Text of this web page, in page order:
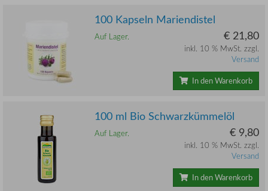
100 Kapseln Mariendistel
Auf Lager. € 21,80
inkl. 10 % MwSt. zzgl.
Versand
In den Warenkorb
100 ml Bio Schwarzkümmelöl
Auf Lager. € 9,80
inkl. 10 % MwSt. zzgl.
Versand
In den Warenkorb